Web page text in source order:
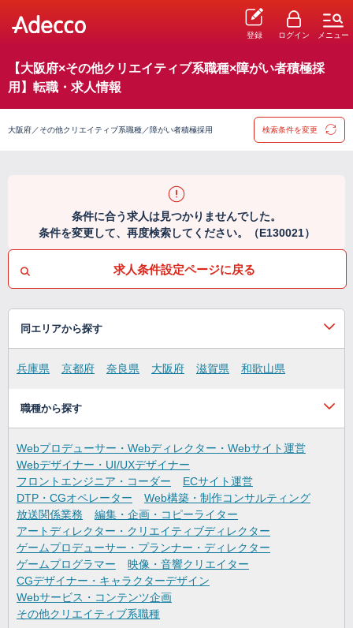
登録 ログイン メニュー
【大阪府×その他クリエイティブ系職種×障がい者積極採
用】転職・求人情報
大阪府／その他クリエイティブ系職種／障がい者積極採用 検索条件を変更
条件に合う求人は見つかりませんでした。
条件を変更して、再度検索してください。（E130021）
求人条件設定ページに戻る
同エリアから探す
兵庫県 京都府 奈良県 大阪府 滋賀県 和歌山県
職種から探す
Webプロデューサー・Webディレクター・Webサイト運営
Webデザイナー・UI/UXデザイナー
フロントエンジニア・コーダー
ECサイト運営
DTP・CGオペレーター
Web構築・制作コンサルティング
放送関係業務
編集・企画・コピーライター
アートディレクター・クリエイティブディレクター
ゲームプロデューサー・プランナー・ディレクター
ゲームプログラマー
映像・音響クリエイター
CGデザイナー・キャラクターデザイン
Webサービス・コンテンツ企画
その他クリエイティブ系職種